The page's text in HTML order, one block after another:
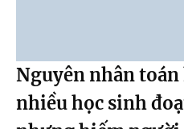
Nguyên nhân toán
nhiều học sinh